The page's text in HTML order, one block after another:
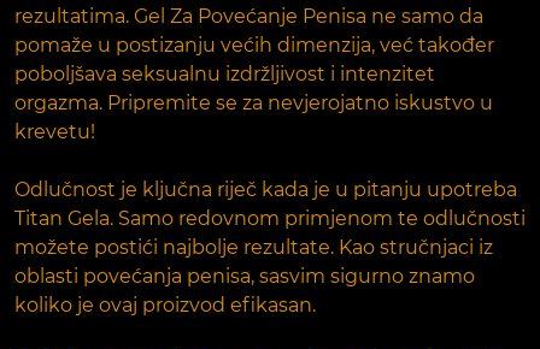
rezultatima. Gel Za Povećanje Penisa ne samo da
pomaže u postizanju većih dimenzija, već također
poboljšava seksualnu izdržljivost i intenzitet
orgazma. Pripremite se za nevjerojatno iskustvo u
krevetu!
Odlučnost je ključna riječ kada je u pitanju upotreba
Titan Gela. Samo redovnom primjenom te odlučnosti
možete postići najbolje rezultate. Kao stručnjaci iz
oblasti povećanja penisa, sasvim sigurno znamo
koliko je ovaj proizvod efikasan.